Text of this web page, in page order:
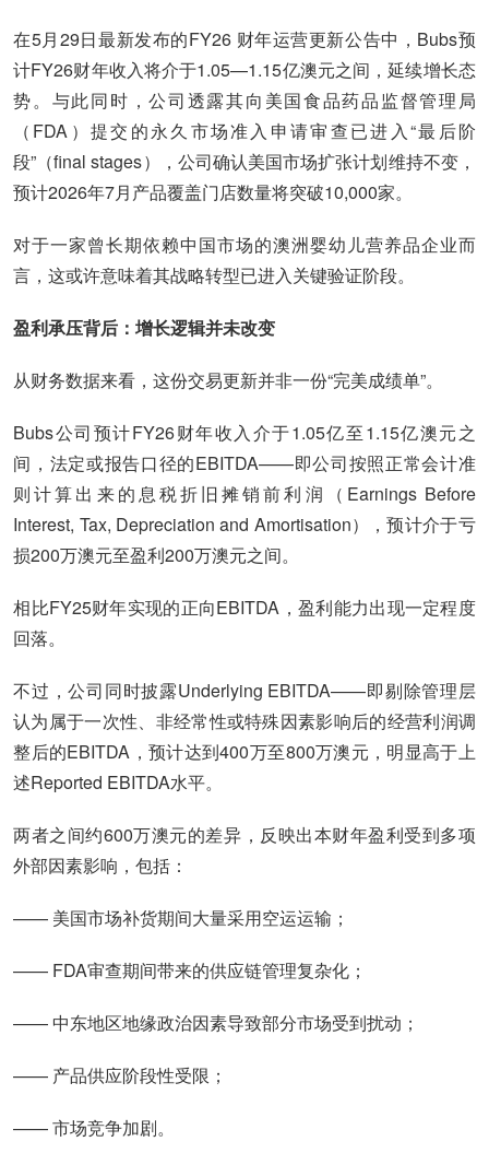
在5月29日最新发布的FY26 财年运营更新公告中，Bubs预
计FY26财年收入将介于1.05—1.15亿澳元之间，延续增长态
势。与此同时，公司透露其向美国食品药品监督管理局
（FDA）提交的永久市场准入申请审查已进入“最后阶
段”（final stages），公司确认美国市场扩张计划维持不变，
预计2026年7月产品覆盖门店数量将突破10,000家。
对于一家曾长期依赖中国市场的澳洲婴幼儿营养品企业而
言，这或许意味着其战略转型已进入关键验证阶段。
盈利承压背后：增长逻辑并未改变
从财务数据来看，这份交易更新并非一份“完美成绩单”。
Bubs公司预计FY26财年收入介于1.05亿至1.15亿澳元之
间，法定或报告口径的EBITDA——即公司按照正常会计准
则计算出来的息税折旧摊销前利润（Earnings Before
Interest, Tax, Depreciation and Amortisation），预计介于亏
损200万澳元至盈利200万澳元之间。
相比FY25财年实现的正向EBITDA，盈利能力出现一定程度
回落。
不过，公司同时披露Underlying EBITDA——即剔除管理层
认为属于一次性、非经常性或特殊因素影响后的经营利润调
整后的EBITDA，预计达到400万至800万澳元，明显高于上
述Reported EBITDA水平。
两者之间约600万澳元的差异，反映出本财年盈利受到多项
外部因素影响，包括：
—— 美国市场补货期间大量采用空运运输；
—— FDA审查期间带来的供应链管理复杂化；
—— 中东地区地缘政治因素导致部分市场受到扰动；
—— 产品供应阶段性受限；
—— 市场竞争加剧。